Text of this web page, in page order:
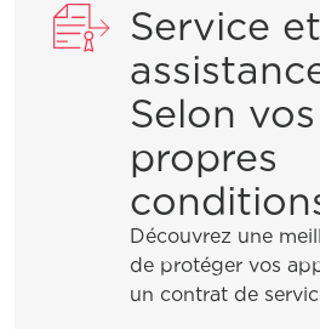
Service et
Selon vos
propres
Découvrez une
de protéger vos
un contrat de